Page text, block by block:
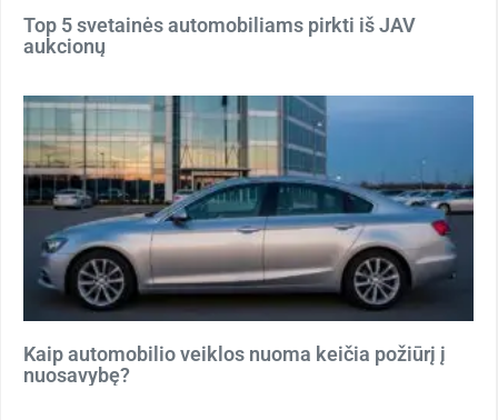
Top 5 svetainės automobiliams pirkti iš JAV
aukcionų
Kaip automobilio veiklos nuoma keičia požiūrį į
nuosavybę?